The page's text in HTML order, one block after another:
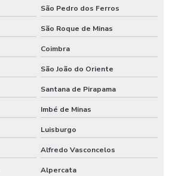
São Pedro dos Ferros
São Roque de Minas
Coimbra
São João do Oriente
Santana de Pirapama
Imbé de Minas
Luisburgo
Alfredo Vasconcelos
Alpercata